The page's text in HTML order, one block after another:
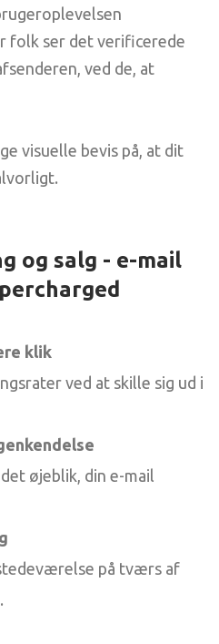
folk ser det verificerede
ved de, at
visuelle bevis på, at dit
og salg - e-mail
klik
ved at skille sig ud i
øjeblik, din e-mail
på tværs af